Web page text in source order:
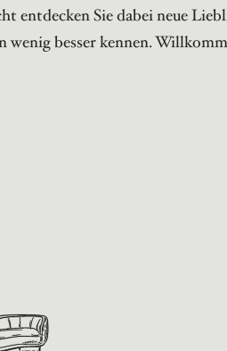
entdecken Sie dabei neue
wenig besser kennen.